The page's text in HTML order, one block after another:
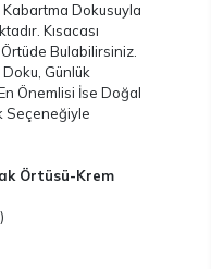
Kabartma Dokusuyla
Kısacası
Bulabilirsiniz.
Günlük
Önemlisi İse Doğal
Seçeneğiyle
Örtüsü-Krem